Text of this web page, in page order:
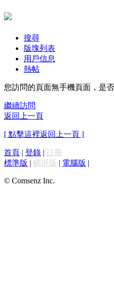
搜尋
版塊列表
用戶信息
熱帖
您訪問的頁面無手機頁面，是
繼續訪問
返回上一頁
[ 點擊這裡返回上一頁 ]
首頁 | 登錄 | 註冊
標準版 | 觸屏版 | 電腦版 |
© Comsenz Inc.